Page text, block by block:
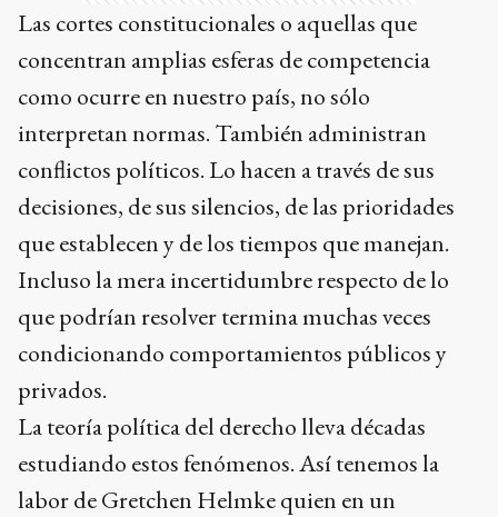
Las cortes constitucionales o aquellas que
concentran amplias esferas de competencia
como ocurre en nuestro país, no sólo
interpretan normas. También administran
conflictos políticos. Lo hacen a través de sus
decisiones, de sus silencios, de las prioridades
que establecen y de los tiempos que manejan.
Incluso la mera incertidumbre respecto de lo
que podrían resolver termina muchas veces
condicionando comportamientos públicos y
privados.
La teoría política del derecho lleva décadas
estudiando estos fenómenos. Así tenemos la
labor de Gretchen Helmke quien en un